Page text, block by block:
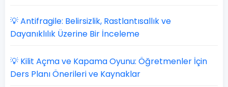
💡 Antifragile: Belirsizlik, Rastlantısallık ve
Dayanıklılık Üzerine Bir İnceleme
💡 Kilit Açma ve Kapama Oyunu: Öğretmenler İçin
Ders Planı Önerileri ve Kaynaklar